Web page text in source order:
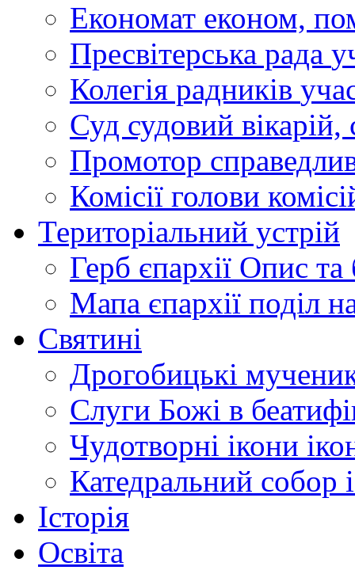
Економат економ,
Пресвітерська рада
Колегія радників
Суд судовий вікарій,
Промотор
Комісії голови
Територіальний устрій
Герб єпархії Опис та
Мапа єпархії поділ
Святині
Дрогобицькі
Слуги Божі в
Чудотворні ікони
Катедральний собор
Історія
Освіта